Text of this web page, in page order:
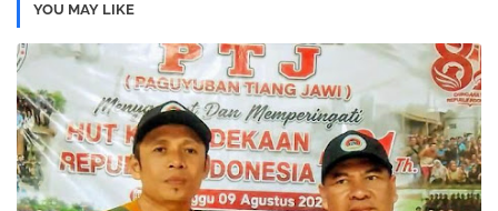
YOU MAY LIKE